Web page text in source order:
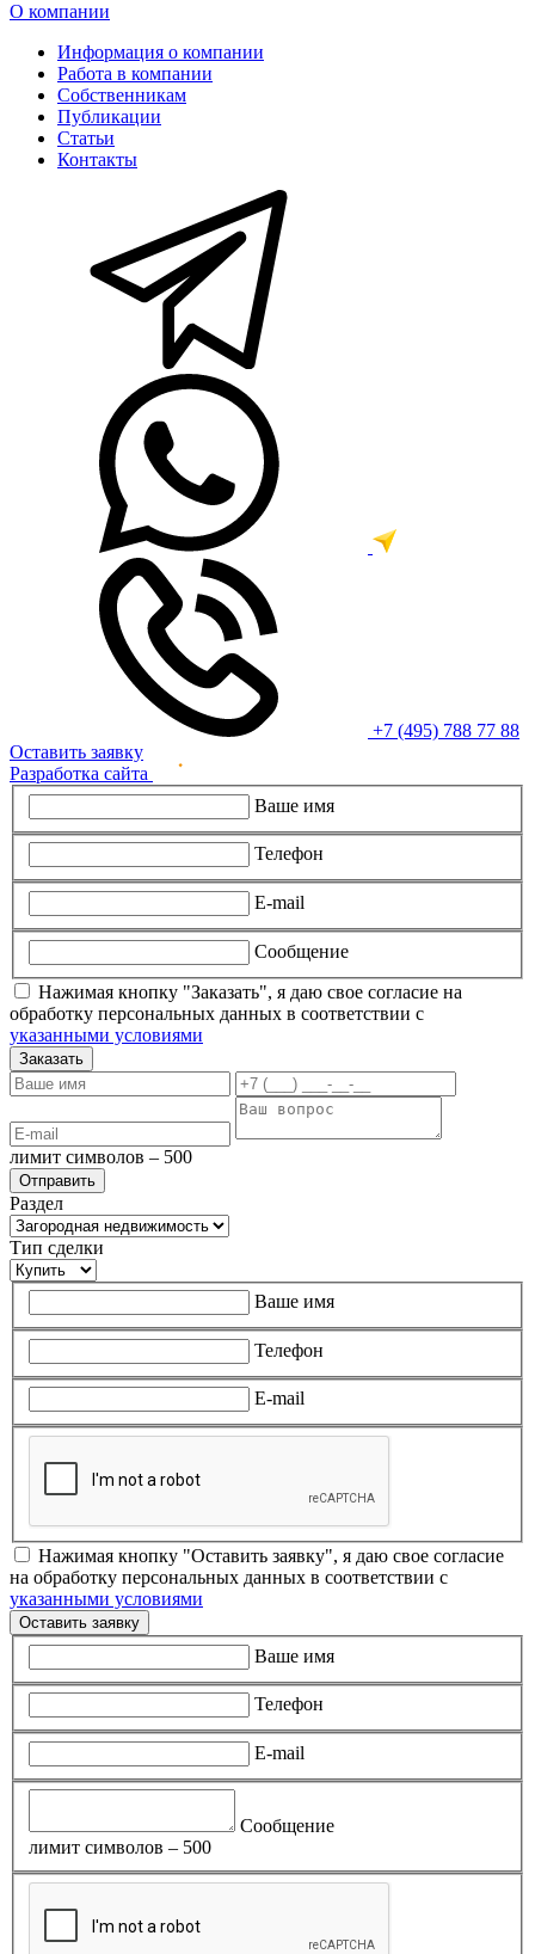
О компании
Информация о компании
Работа в компании
Собственникам
Публикации
Статьи
Контакты
+7 (495) 788 77 88
Оставить заявку
Разработка сайта
Ваше имя
Телефон
E-mail
Сообщение
Нажимая кнопку "Заказать", я даю свое согласие на
обработку персональных данных в соответствии с
указанными условиями
Заказать
лимит символов – 500
Раздел
Тип сделки
Ваше имя
Телефон
E-mail
Нажимая кнопку "Оставить заявку", я даю свое согласие
на обработку персональных данных в соответствии с
указанными условиями
Оставить заявку
Ваше имя
Телефон
E-mail
Сообщение
лимит символов – 500